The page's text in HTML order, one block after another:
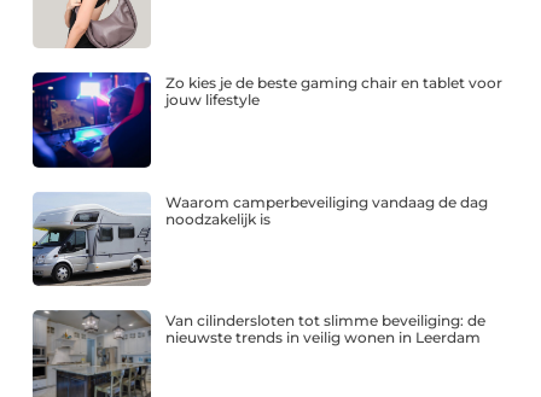
Zo kies je de beste gaming chair en tablet voor
jouw lifestyle
Waarom camperbeveiliging vandaag de dag
noodzakelijk is
Van cilindersloten tot slimme beveiliging: de
nieuwste trends in veilig wonen in Leerdam